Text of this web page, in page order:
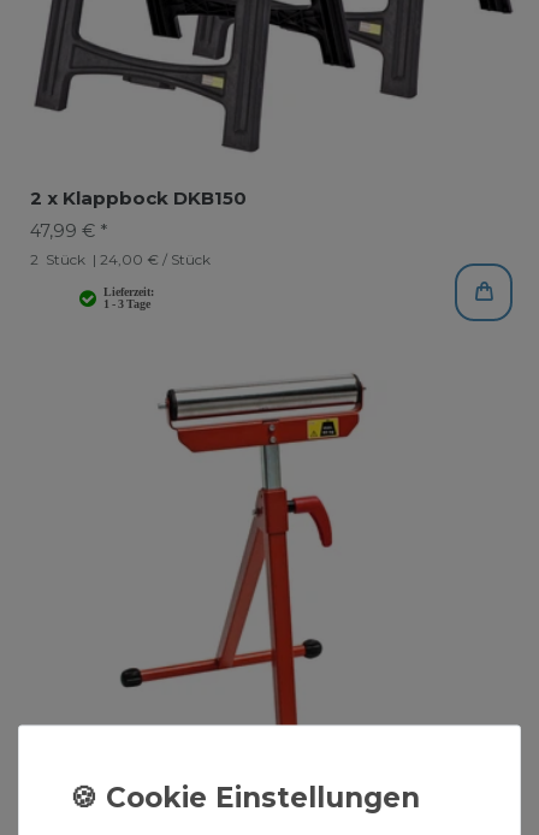
2 x Klappbock DKB150
47,99 € *
2 Stück | 24,00 € / Stück